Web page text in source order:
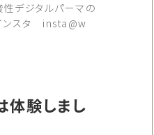
デジタルパーマの
ンスタ insta@w
体験しまし